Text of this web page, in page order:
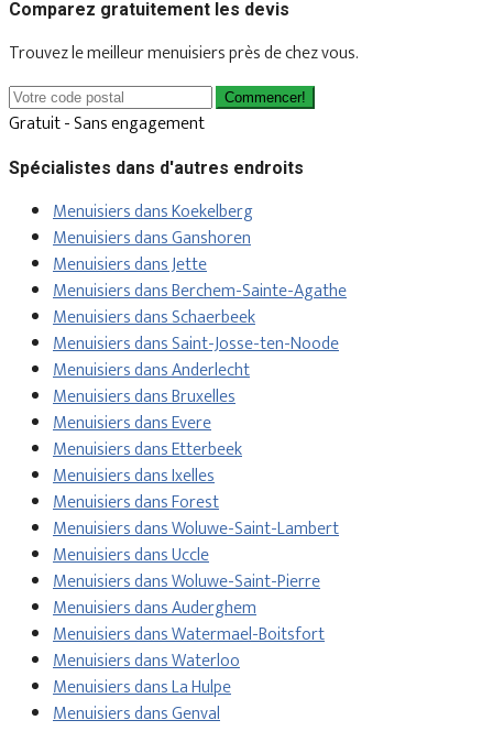
Comparez gratuitement les devis
Trouvez le meilleur menuisiers près de chez vous.
Commencer!
Gratuit - Sans engagement
Spécialistes dans d'autres endroits
Menuisiers dans Koekelberg
Menuisiers dans Ganshoren
Menuisiers dans Jette
Menuisiers dans Berchem-Sainte-Agathe
Menuisiers dans Schaerbeek
Menuisiers dans Saint-Josse-ten-Noode
Menuisiers dans Anderlecht
Menuisiers dans Bruxelles
Menuisiers dans Evere
Menuisiers dans Etterbeek
Menuisiers dans Ixelles
Menuisiers dans Forest
Menuisiers dans Woluwe-Saint-Lambert
Menuisiers dans Uccle
Menuisiers dans Woluwe-Saint-Pierre
Menuisiers dans Auderghem
Menuisiers dans Watermael-Boitsfort
Menuisiers dans Waterloo
Menuisiers dans La Hulpe
Menuisiers dans Genval